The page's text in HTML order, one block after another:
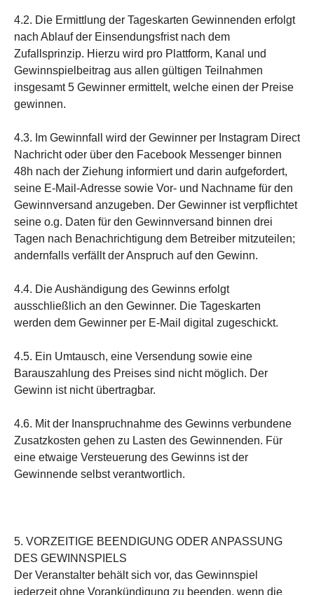
4.2. Die Ermittlung der Tageskarten Gewinnenden erfolgt
nach Ablauf der Einsendungsfrist nach dem
Zufallsprinzip. Hierzu wird pro Plattform, Kanal und
Gewinnspielbeitrag aus allen gültigen Teilnahmen
insgesamt 5 Gewinner ermittelt, welche einen der Preise
gewinnen.
4.3. Im Gewinnfall wird der Gewinner per Instagram Direct
Nachricht oder über den Facebook Messenger binnen
48h nach der Ziehung informiert und darin aufgefordert,
seine E-Mail-Adresse sowie Vor- und Nachname für den
Gewinnversand anzugeben. Der Gewinner ist verpflichtet
seine o.g. Daten für den Gewinnversand binnen drei
Tagen nach Benachrichtigung dem Betreiber mitzuteilen;
andernfalls verfällt der Anspruch auf den Gewinn.
4.4. Die Aushändigung des Gewinns erfolgt
ausschließlich an den Gewinner. Die Tageskarten
werden dem Gewinner per E-Mail digital zugeschickt.
4.5. Ein Umtausch, eine Versendung sowie eine
Barauszahlung des Preises sind nicht möglich. Der
Gewinn ist nicht übertragbar.
4.6. Mit der Inanspruchnahme des Gewinns verbundene
Zusatzkosten gehen zu Lasten des Gewinnenden. Für
eine etwaige Versteuerung des Gewinns ist der
Gewinnende selbst verantwortlich.
5. VORZEITIGE BEENDIGUNG ODER ANPASSUNG
DES GEWINNSPIELS
Der Veranstalter behält sich vor, das Gewinnspiel
jederzeit ohne Vorankündigung zu beenden, wenn die